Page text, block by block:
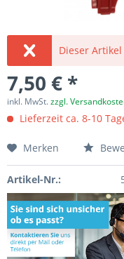
Dieser
7,50 € *
inkl. MwSt.zzgl.
Lieferzeit ca. 8-10
Merken
Artikel-Nr.: